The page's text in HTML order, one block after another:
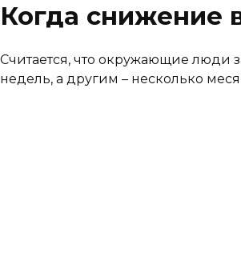
Когда снижение
Считается, что окружающие люди
недель, а другим – несколько